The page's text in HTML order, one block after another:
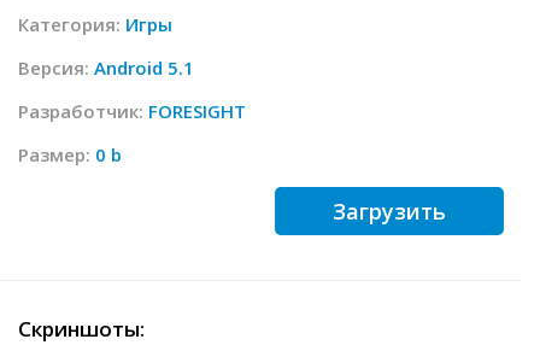
Категория: Игры
Версия: Android 5.1
Разработчик: FORESIGHT
Размер: 0 b
Загрузить
Скриншоты: